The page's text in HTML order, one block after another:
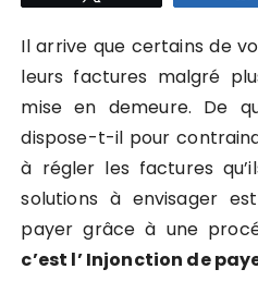
Il arrive que certains de
leurs factures malgré
mise en demeure. De
dispose-t-il pour
à régler les factures
solutions à envisager
payer grâce à une
c’est l’ Injonction de